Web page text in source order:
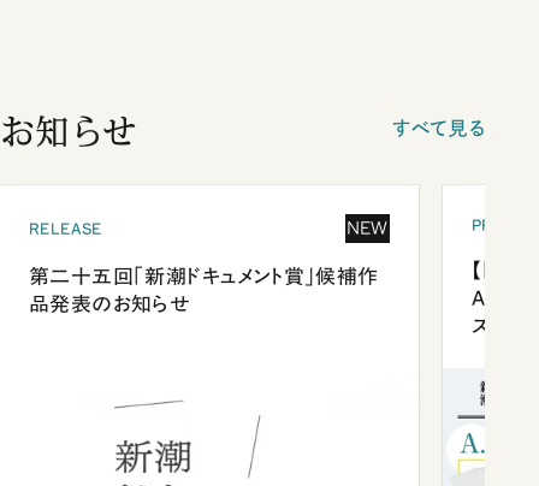
お知らせ すべて見る
RELEASE NEW
第二十五回「新潮ドキュメント賞」候補作
品発表のお知らせ
【「新
ズプレ